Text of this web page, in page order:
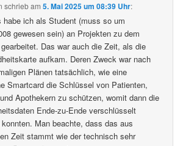
schriebam5. Mai 2025 um 08:39 Uhr:
habe ich als Student (muss so um
gewesen sein) an Projekten zu dem
Das war auch die Zeit, als die
aufkam. Deren Zweck war nach
Plänen tatsächlich, wie eine
Smartcard die Schlüssel von Patienten,
Apothekern zu schützen, womit dann die
Ende-zu-Ende verschlüsselt
konnten. Man beachte, dass das aus
Zeit stammt wie der technisch sehr